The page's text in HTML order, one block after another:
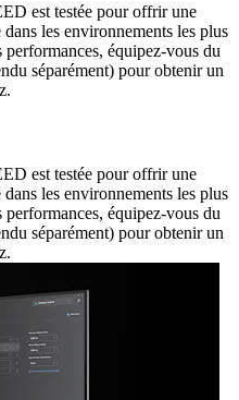
est testée pour offrir une
les environnements les plus
équipez-vous du
séparément) pour obtenir un
est testée pour offrir une
les environnements les plus
équipez-vous du
séparément) pour obtenir un